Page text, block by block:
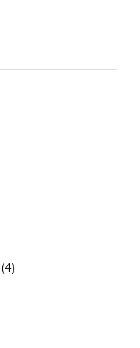
(4)